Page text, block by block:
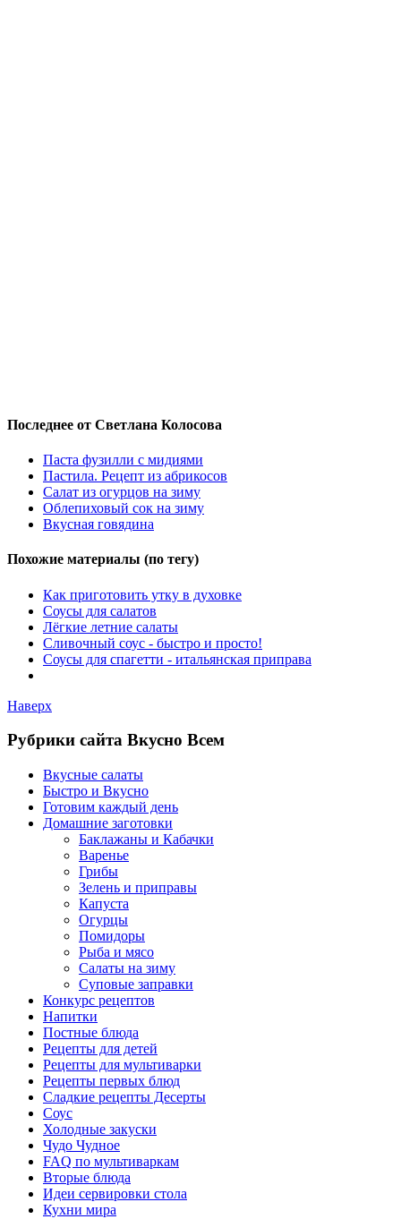
Последнее от Светлана Колосова
Паста фузилли с мидиями
Пастила. Рецепт из абрикосов
Салат из огурцов на зиму
Облепиховый сок на зиму
Вкусная говядина
Похожие материалы (по тегу)
Как приготовить утку в духовке
Соусы для салатов
Лёгкие летние салаты
Сливочный соус - быстро и просто!
Соусы для спагетти - итальянская приправа
Наверх
Рубрики сайта Вкусно Всем
Вкусные салаты
Быстро и Вкусно
Готовим каждый день
Домашние заготовки
Баклажаны и Кабачки
Варенье
Грибы
Зелень и приправы
Капуста
Огурцы
Помидоры
Рыба и мясо
Салаты на зиму
Суповые заправки
Конкурс рецептов
Напитки
Постные блюда
Рецепты для детей
Рецепты для мультиварки
Рецепты первых блюд
Сладкие рецепты Десерты
Соус
Холодные закуски
Чудо Чудное
FAQ по мультиваркам
Вторые блюда
Идеи сервировки стола
Кухни мира